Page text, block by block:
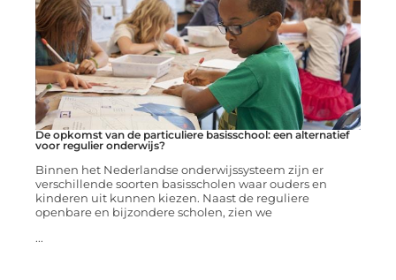
De opkomst van de particuliere basisschool: een alternatief
voor regulier onderwijs?
Binnen het Nederlandse onderwijssysteem zijn er
verschillende soorten basisscholen waar ouders en
kinderen uit kunnen kiezen. Naast de reguliere
openbare en bijzondere scholen, zien we
...